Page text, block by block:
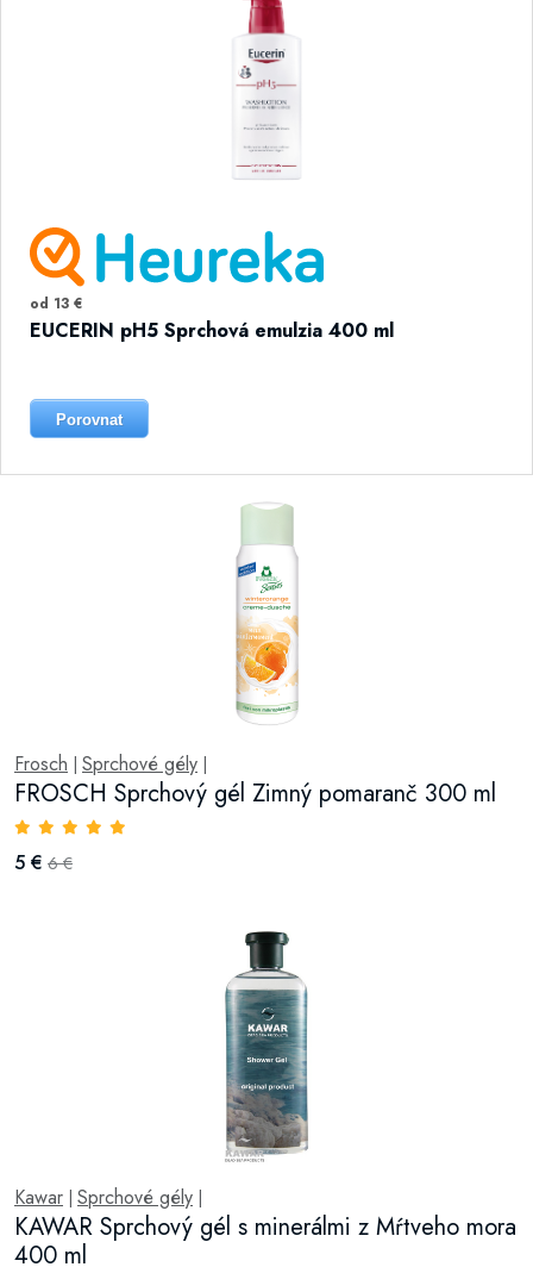
od 13 €
EUCERIN pH5 Sprchová emulzia 400 ml
Porovnat
Frosch | Sprchové gély |
FROSCH Sprchový gél Zimný pomaranč 300 ml
5 € 6 €
Kawar | Sprchové gély |
KAWAR Sprchový gél s minerálmi z Mŕtveho mora
400 ml